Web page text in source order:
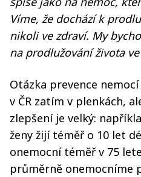
Víme, že dochází k
nikoli ve zdraví. My
na prodlužování života ve
Otázka prevence
v ČR zatím v plenkách,
zlepšení je velký:
ženy žijí téměř o 10 let
onemocní téměř v 75
průměrně onemocníme